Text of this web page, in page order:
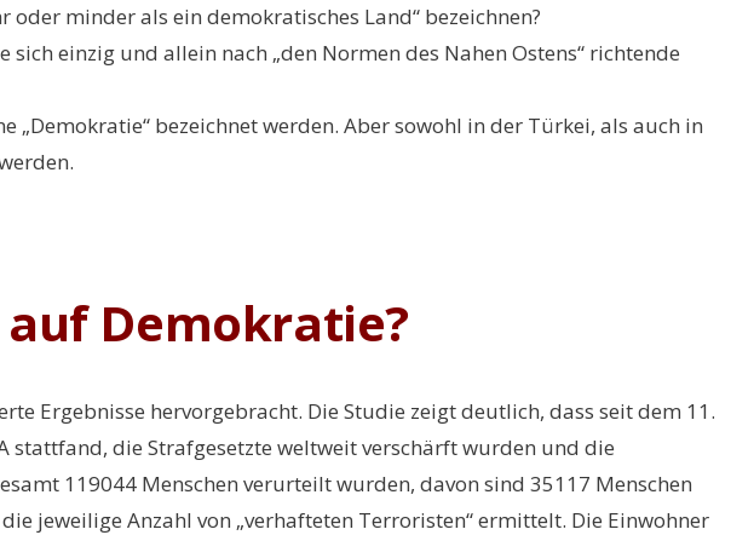
minder als ein demokratisches Land“ bezeichnen?
einzig und allein nach „den Normen des Nahen Ostens“ richtende
„Demokratie“ bezeichnet werden. Aber sowohl in der Türkei, als auch in
Demokratie?
Ergebnisse hervorgebracht. Die Studie zeigt deutlich, dass seit dem 11.
stattfand, die Strafgesetzte weltweit verschärft wurden und die
119044 Menschen verurteilt wurden, davon sind 35117 Menschen
jeweilige Anzahl von „verhafteten Terroristen“ ermittelt. Die Einwohner